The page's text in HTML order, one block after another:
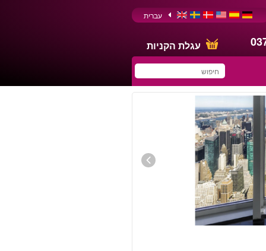
עגלת הקניות
עברית
You have saved this
product in your list